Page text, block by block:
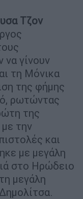
Τζον
γίνουν
τη Μόνικα
της φήμης
ρωτώντας
της
την
και
με μεγάλη
στο Ηρώδειο
μεγάλη